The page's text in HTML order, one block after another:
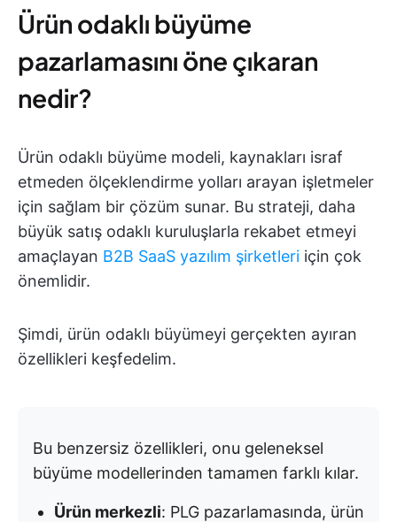
Ürün odaklı büyüme
pazarlamasını öne çıkaran
nedir?
Ürün odaklı büyüme modeli, kaynakları israf
etmeden ölçeklendirme yolları arayan işletmeler
için sağlam bir çözüm sunar. Bu strateji, daha
büyük satış odaklı kuruluşlarla rekabet etmeyi
amaçlayan B2B SaaS yazılım şirketleri için çok
önemlidir.
Şimdi, ürün odaklı büyümeyi gerçekten ayıran
özellikleri keşfedelim.
Bu benzersiz özellikleri, onu geleneksel
büyüme modellerinden tamamen farklı kılar.
Ürün merkezli: PLG pazarlamasında, ürün